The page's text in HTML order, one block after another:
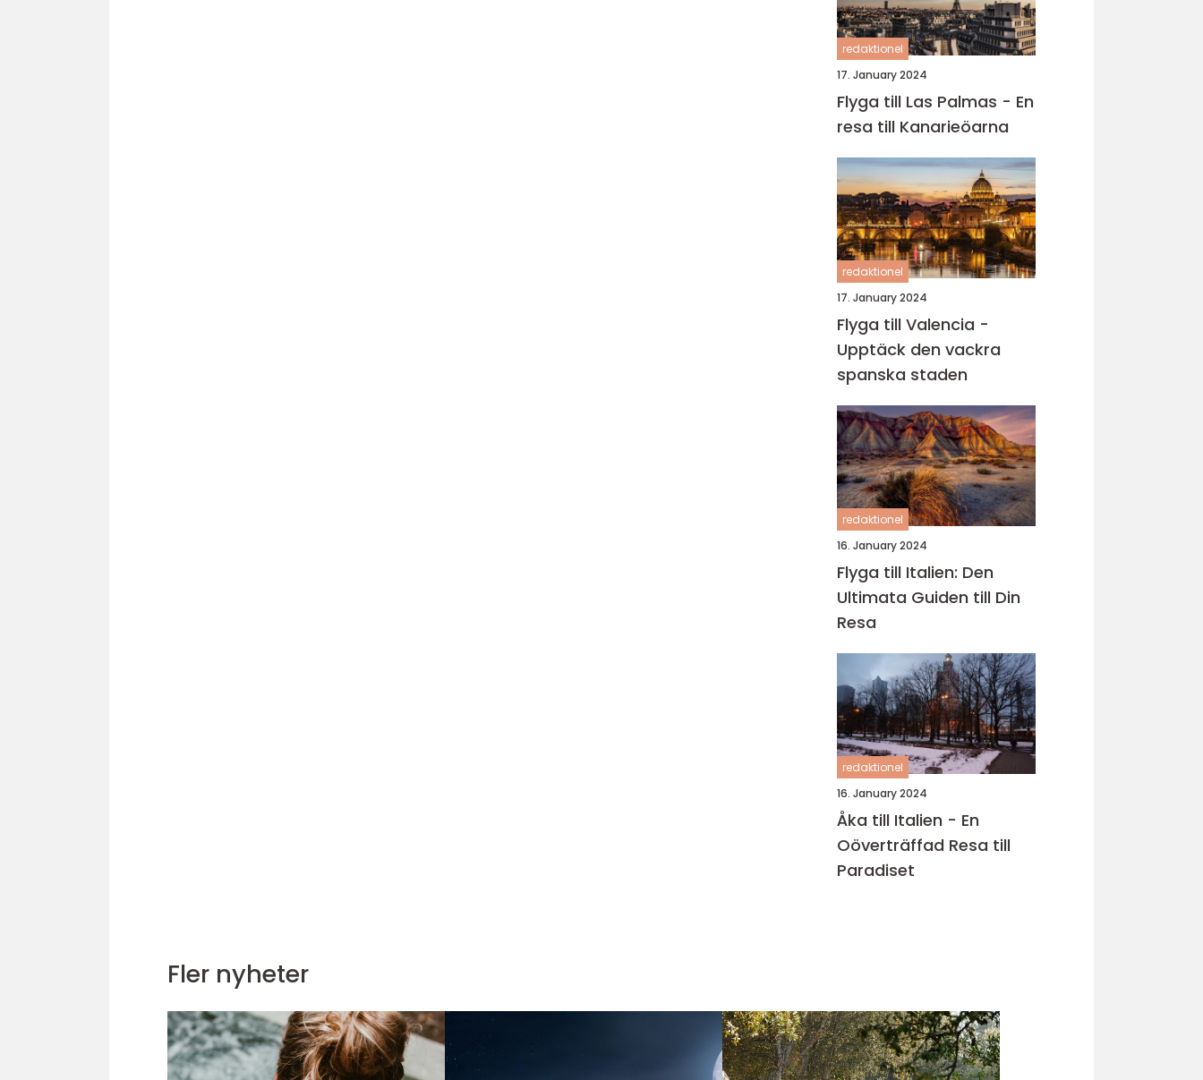
redaktionel
17. January 2024
Flyga till Las Palmas - En
resa till Kanarieöarna
redaktionel
17. January 2024
Flyga till Valencia -
Upptäck den vackra
spanska staden
redaktionel
16. January 2024
Flyga till Italien: Den
Ultimata Guiden till Din
Resa
redaktionel
16. January 2024
Åka till Italien - En
Oöverträffad Resa till
Paradiset
Fler nyheter